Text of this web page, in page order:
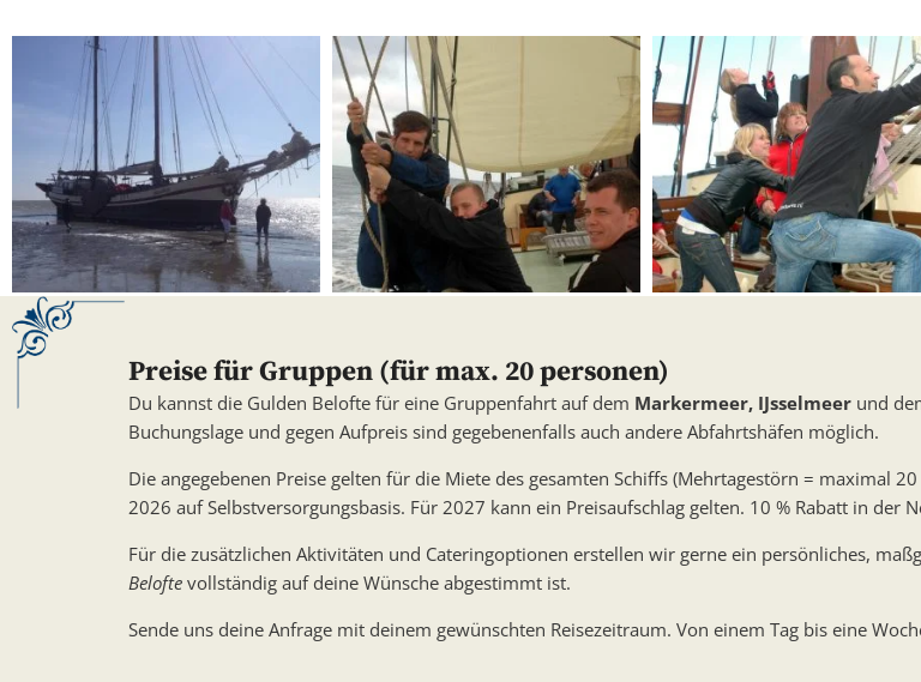
Preise für Gruppen (für max. 20 personen)
Du kannst die Gulden Belofte für eine Gruppenfahrt auf dem Markermeer, IJsselmeer und
Buchungslage und gegen Aufpreis sind gegebenenfalls auch andere Abfahrtshäfen möglich.
Die angegebenen Preise gelten für die Miete des gesamten Schiffs (Mehrtagestörn = maximal
2026 auf Selbstversorgungsbasis. Für 2027 kann ein Preisaufschlag gelten. 10 % Rabatt in der
Für die zusätzlichen Aktivitäten und Cateringoptionen erstellen wir gerne ein persönliches,
Belofte vollständig auf deine Wünsche abgestimmt ist.
Sende uns deine Anfrage mit deinem gewünschten Reisezeitraum. Von einem Tag bis eine